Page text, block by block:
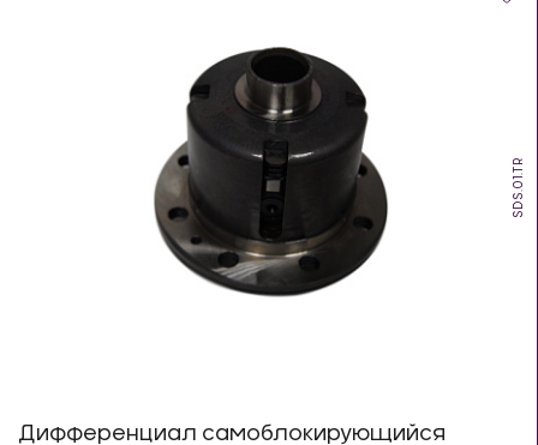
SDS.01.TR
Дифференциал самоблокирующийся